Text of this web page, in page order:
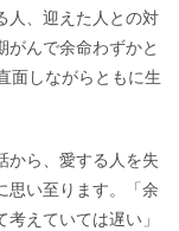
人、迎えた人との対
がんで余命わずかと
面しながらともに生
から、愛する人を失
思い至ります。「余
えていては遅い」